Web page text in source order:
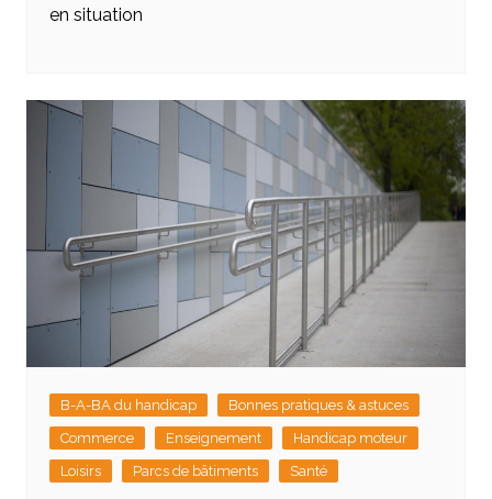
en situation
B-A-BA du handicap
Bonnes pratiques & astuces
Commerce
Enseignement
Handicap moteur
Loisirs
Parcs de bâtiments Santé